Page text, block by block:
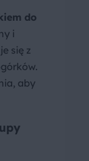
do
i
się z
aby